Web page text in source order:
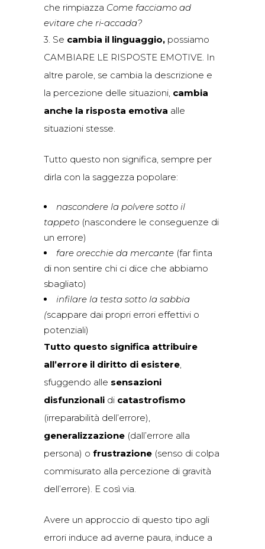
che rimpiazza Come facciamo ad
evitare che ri-accada?
3. Se cambia il linguaggio, possiamo
CAMBIARE LE RISPOSTE EMOTIVE. In
altre parole, se cambia la descrizione e
la percezione delle situazioni, cambia
anche la risposta emotiva alle
situazioni stesse.
Tutto questo non significa, sempre per
dirla con la saggezza popolare:
nascondere la polvere sotto il
tappeto (nascondere le conseguenze di
un errore)
fare orecchie da mercante (far finta
di non sentire chi ci dice che abbiamo
sbagliato)
infilare la testa sotto la sabbia
(scappare dai propri errori effettivi o
potenziali)
Tutto questo significa attribuire
all’errore il diritto di esistere,
sfuggendo alle sensazioni
disfunzionali di catastrofismo
(irreparabilità dell’errore),
generalizzazione (dall’errore alla
persona) o frustrazione (senso di colpa
commisurato alla percezione di gravità
dell’errore). E così via.
Avere un approccio di questo tipo agli
errori induce ad averne paura, induce a